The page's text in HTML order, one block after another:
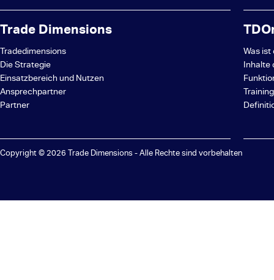
Trade Dimensions
Tradedimensions
Die Strategie
Einsatzbereich und Nutzen
Ansprechpartner
Partner
Was
Inhalte
Copyright © 2026 Trade Dimensions - Alle Rechte sind vorbehalten